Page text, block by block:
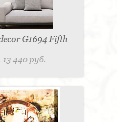
G1694 Fifth
13 440 руб.